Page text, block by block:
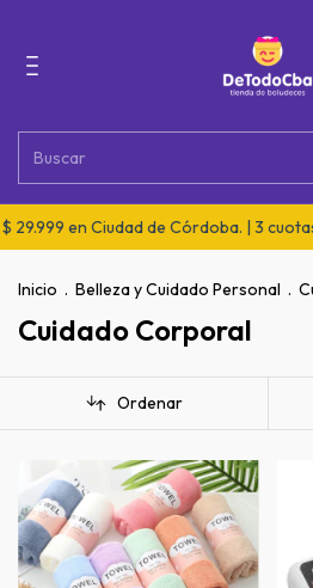
29.999 en Ciudad de Córdoba. | 3
Inicio . Belleza y Cuidado Personal .
Cuidado Corporal
Ordenar